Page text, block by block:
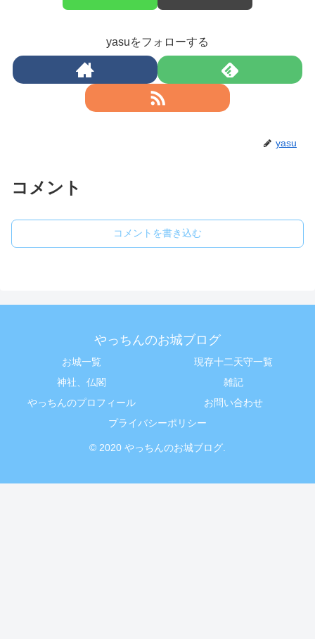
yasuをフォローする
yasu
コメント
コメントを書き込む
やっちんのお城ブログ
お城一覧
現存十二天守一覧
神社、仏閣
雑記
やっちんのプロフィール
お問い合わせ
プライバシーポリシー
© 2020 やっちんのお城ブログ.